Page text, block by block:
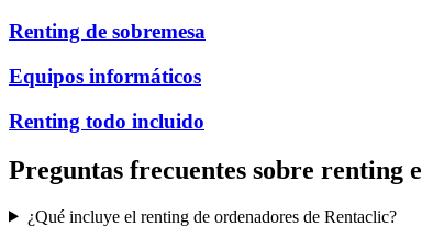
Renting de sobremesa
Equipos informáticos
Renting todo incluido
Preguntas frecuentes sobre renting
¿Qué incluye el renting de ordenadores de Rentaclic?